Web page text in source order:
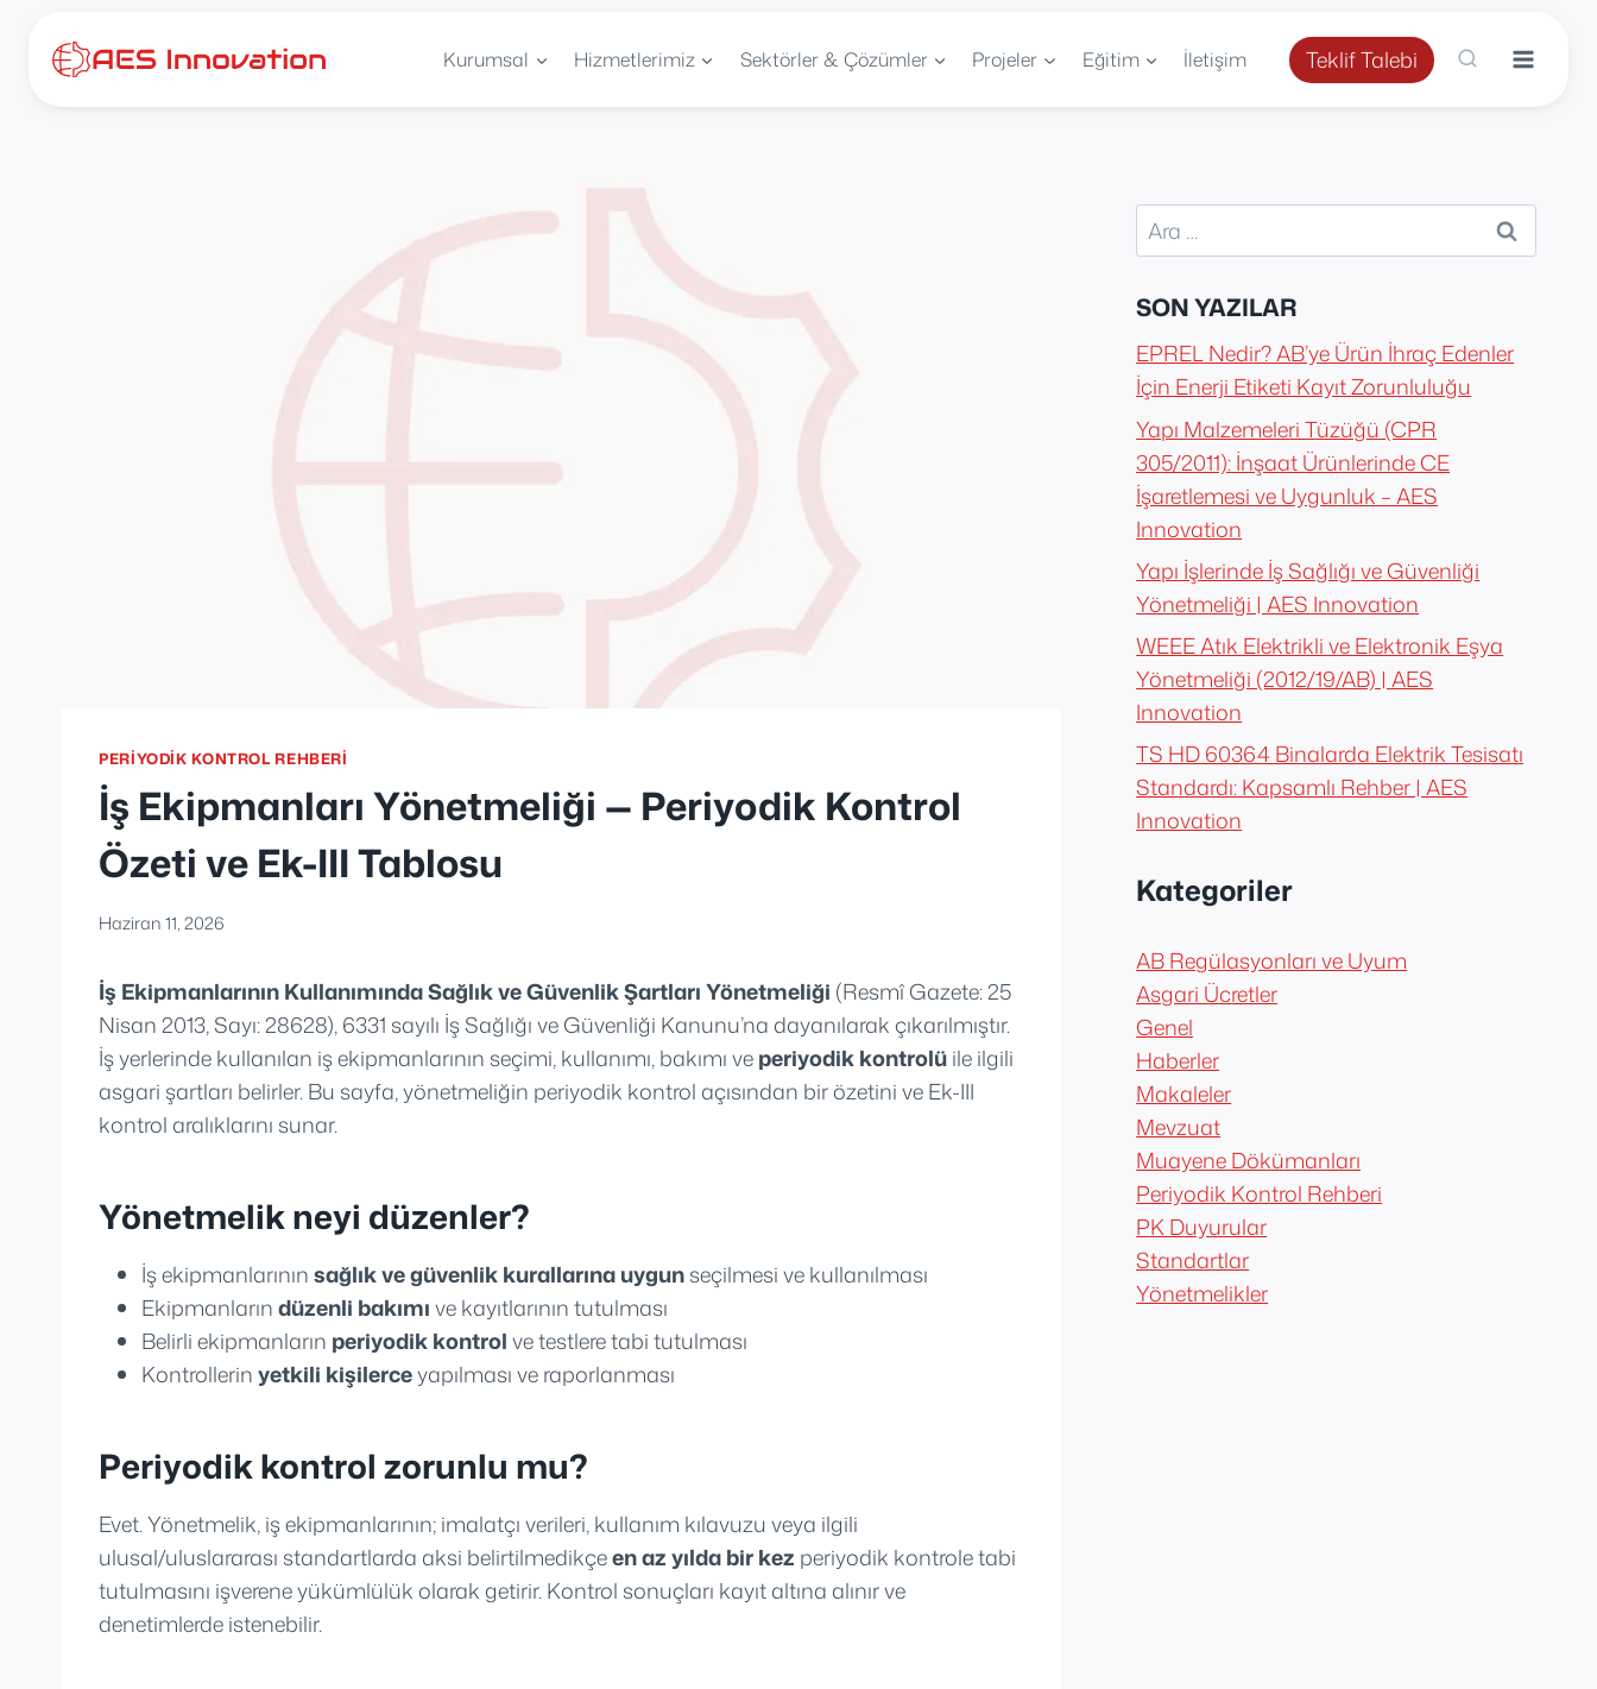
Kurumsal Hizmetlerimiz Sektörler & Çözümler Projeler Eğitim İletişim Teklif Talebi
PERIYODIK KONTROL REHBERI
İş Ekipmanları Yönetmeliği — Periyodik Kontrol
Özeti ve Ek-III Tablosu
Haziran 11, 2026
İş Ekipmanlarının Kullanımında Sağlık ve Güvenlik Şartları Yönetmeliği (Resmî Gazete: 25
Nisan 2013, Sayı: 28628), 6331 sayılı İş Sağlığı ve Güvenliği Kanunu’na dayanılarak çıkarılmıştır.
İş yerlerinde kullanılan iş ekipmanlarının seçimi, kullanımı, bakımı veperiyodik kontrolüile ilgili
asgari şartları belirler. Bu sayfa, yönetmeliğin periyodik kontrol açısından bir özetini ve Ek-III
kontrol aralıklarını sunar.
Yönetmelik neyi düzenler?
İş ekipmanlarınınsağlık ve güvenlik kurallarına uygunseçilmesi ve kullanılması
Ekipmanlarındüzenli bakımıve kayıtlarının tutulması
Belirli ekipmanların periyodik kontrolve testlere tabi tutulması
Kontrollerinyetkili kişilerceyapılması ve raporlanması
Periyodik kontrol zorunlu mu?
Evet. Yönetmelik, iş ekipmanlarının; imalatçı verileri, kullanım kılavuzu veya ilgili
ulusal/uluslararası standartlarda aksi belirtilmedikçeen az yılda bir kez periyodik kontrole tabi
tutulmasını işverene yükümlülük olarak getirir. Kontrol sonuçları kayıt altına alınır ve
denetimlerde istenebilir.
Arama:
SON YAZILAR
EPREL Nedir? AB’ye Ürün İhraç Edenler
İçin Enerji Etiketi Kayıt Zorunluluğu
Yapı Malzemeleri Tüzüğü (CPR
305/2011): İnşaat Ürünlerinde CE
İşaretlemesi ve Uygunluk – AES
Innovation
Yapı İşlerinde İş Sağlığı ve Güvenliği
Yönetmeliği | AES Innovation
WEEE Atık Elektrikli ve Elektronik Eşya
Yönetmeliği (2012/19/AB) | AES
Innovation
TS HD 60364 Binalarda Elektrik Tesisatı
Standardı: Kapsamlı Rehber | AES
Innovation
Kategoriler
AB Regülasyonları ve Uyum
Asgari Ücretler
Genel
Haberler
Makaleler
Mevzuat
Muayene Dökümanları
Periyodik Kontrol Rehberi
PK Duyurular
Standartlar
Yönetmelikler